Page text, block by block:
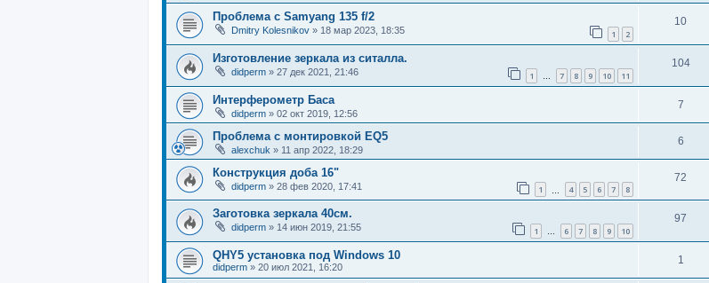
Проблема с Samyang 135 f/2
Dmitry Kolesnikov » 18 мар 2023, 18:35 1 2
10
Изготовление зеркала из ситалла.
didperm » 27 дек 2021, 21:46 1 … 7 8 9 10 11
104
Интерферометр Баса
didperm » 02 окт 2019, 12:56
7
Проблема с монтировкой EQ5
alexchuk » 11 апр 2022, 18:29
6
Конструкция доба 16"
didperm » 28 фев 2020, 17:41 1 4 5 6 7 8
72
Заготовка зеркала 40см.
didperm » 14 июн 2019, 21:55 1 … 6 7 8 9 10
97
QHY5 установка под Windows 10
didperm » 20 июл 2021, 16:20
1